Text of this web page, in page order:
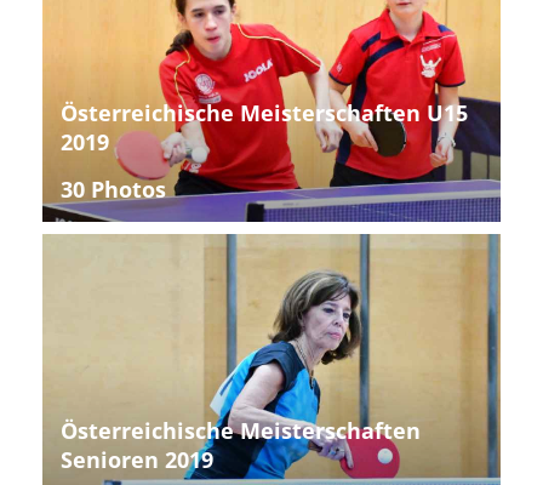
Österreichische Meisterschaften U15
2019
30 Photos
Österreichische Meisterschaften
Senioren 2019